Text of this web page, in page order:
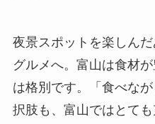
夜景スポットを楽しん
グルメへ。富山は食材
は格別です。「食べな
択肢も、富山ではとても